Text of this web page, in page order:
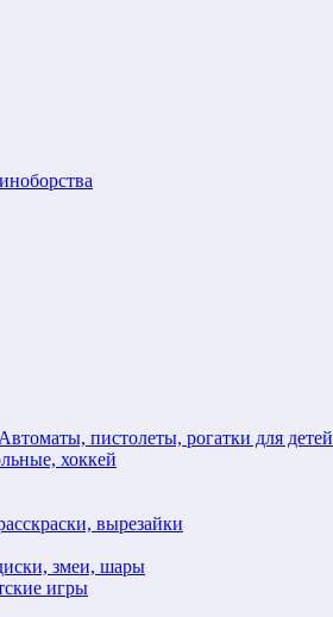
Автоматы, пистолеты, рогатки для детей
хоккей
вырезайки
змеи, шары
игры